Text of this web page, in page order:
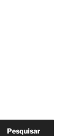
Pesquisar